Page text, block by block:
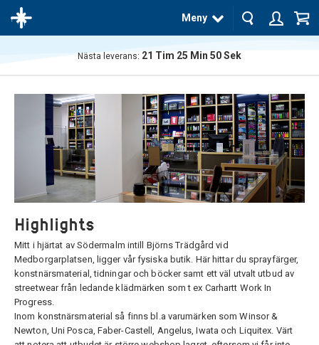
har blivit
Meny
Nästa leverans: 21 Tim 25 Min 49Sek
Highlights
Mitt i hjärtat av Södermalm intill Björns Trädgård vid
Medborgarplatsen, ligger vår fysiska butik. Här hittar du sprayfärger,
konstnärsmaterial, tidningar och böcker samt ett väl utvalt utbud av
streetwear från ledande klädmärken som t ex Carhartt Work In
Progress.
Inom konstnärsmaterial så finns bl.a varumärken som Winsor &
Newton, Uni Posca, Faber-Castell, Angelus, Iwata och Liquitex. Värt